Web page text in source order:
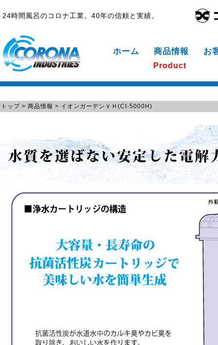
24時間風呂のコロナ工業。40年の信頼と実績。
ホーム 商品情報 お
Product
トップ > 商品情報 > イオンガーデンＶＨ(CI-5000H)